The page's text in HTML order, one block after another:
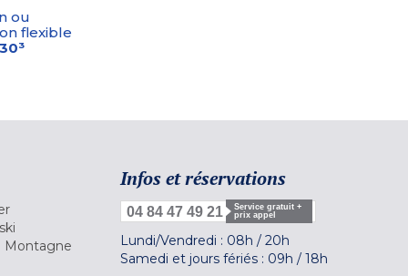
ou
flexible
Montagne
Infos et réservations
04 84 47 49 21
Service gratuit +
prix appel
Lundi/Vendredi : 08h / 20h
Samedi et jours fériés : 09h / 18h